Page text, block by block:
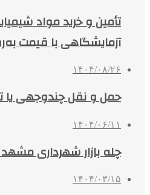
تأمین و خرید مواد
آزمایشگاهی با قیمت
۱۴۰۴/۰۸/۲۶
حمل و نقل چندوجهی یا
۱۴۰۴/۰۶/۱۱
چله بازار شهرداری مشهد در ۱۴۰۴ برگزار
۱۴۰۴/۰۳/۱۵